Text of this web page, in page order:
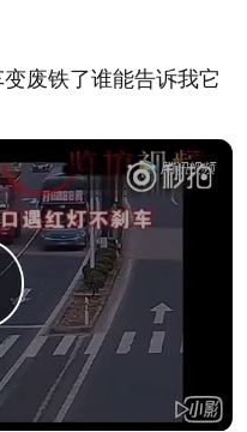
废铁了谁能告诉我它